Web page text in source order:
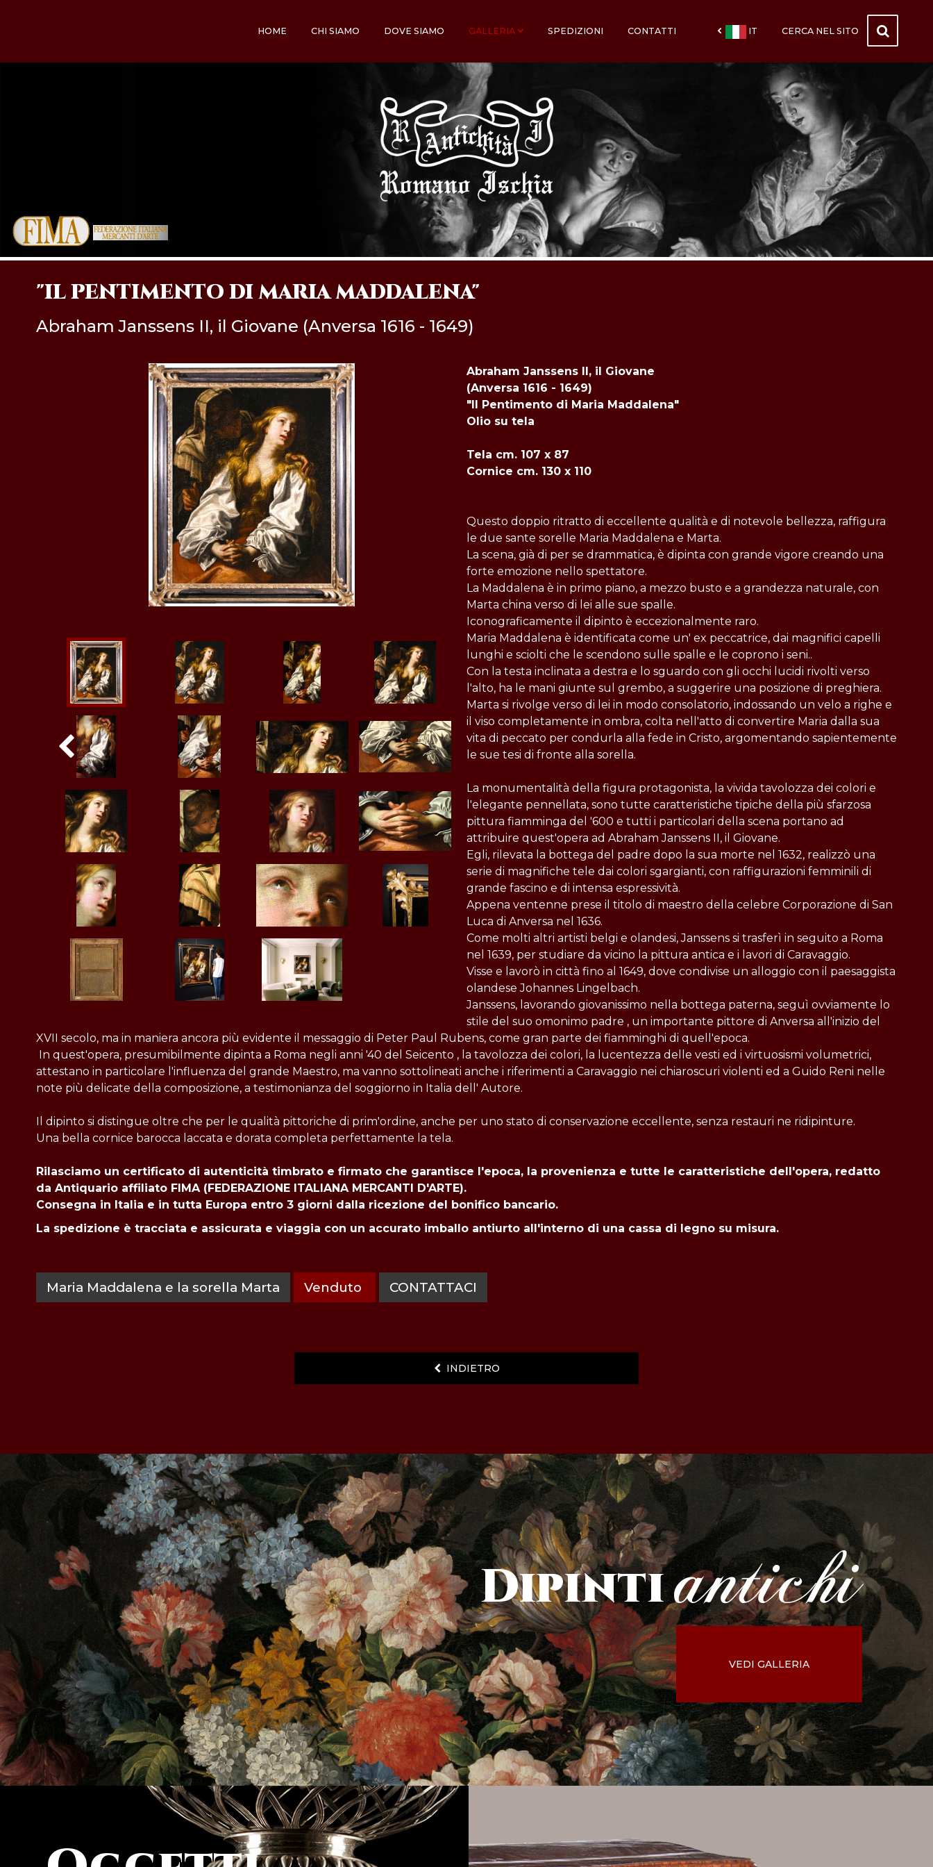
IT CERCA NEL SITO
HOME CHI SIAMO DOVE SIAMO GALLERIA SPEDIZIONI CONTATTI
"IL PENTIMENTO DI MARIA MADDALENA"
Abraham Janssens II, il Giovane (Anversa 1616 - 1649)
Abraham Janssens II, il Giovane
(Anversa 1616 - 1649)
"Il Pentimento di Maria Maddalena"
Olio su tela
Tela cm. 107 x 87
Cornice cm. 130 x 110
Questo doppio ritratto di eccellente qualità e di notevole bellezza, raffigura
le due sante sorelle Maria Maddalena e Marta.
La scena, già di per se drammatica, è dipinta con grande vigore creando una
forte emozione nello spettatore.
La Maddalena è in primo piano, a mezzo busto e a grandezza naturale, con
Marta china verso di lei alle sue spalle.
Iconograficamente il dipinto è eccezionalmente raro.
Maria Maddalena è identificata come un' ex peccatrice, dai magnifici capelli
lunghi e sciolti che le scendono sulle spalle e le coprono i seni..
Con la testa inclinata a destra e lo sguardo con gli occhi lucidi rivolti verso
l'alto, ha le mani giunte sul grembo, a suggerire una posizione di preghiera.
Marta si rivolge verso di lei in modo consolatorio, indossando un velo a righe e
il viso completamente in ombra, colta nell'atto di convertire Maria dalla sua
vita di peccato per condurla alla fede in Cristo, argomentando sapientemente
le sue tesi di fronte alla sorella.
La monumentalità della figura protagonista, la vivida tavolozza dei colori e
l'elegante pennellata, sono tutte caratteristiche tipiche della più sfarzosa
pittura fiamminga del '600 e tutti i particolari della scena portano ad
attribuire quest'opera ad Abraham Janssens II, il Giovane.
Egli, rilevata la bottega del padre dopo la sua morte nel 1632, realizzò una
serie di magnifiche tele dai colori sgargianti, con raffigurazioni femminili di
grande fascino e di intensa espressività.
Appena ventenne prese il titolo di maestro della celebre Corporazione di San
Luca di Anversa nel 1636.
Come molti altri artisti belgi e olandesi, Janssens si trasferì in seguito a Roma
nel 1639, per studiare da vicino la pittura antica e i lavori di Caravaggio.
Visse e lavorò in città fino al 1649, dove condivise un alloggio con il paesaggista
olandese Johannes Lingelbach.
Janssens, lavorando giovanissimo nella bottega paterna, seguì ovviamente lo
stile del suo omonimo padre , un importante pittore di Anversa all'inizio del
XVII secolo, ma in maniera ancora più evidente il messaggio di Peter Paul Rubens, come gran parte dei fiamminghi di quell'epoca.
In quest'opera, presumibilmente dipinta a Roma negli anni '40 del Seicento , la tavolozza dei colori, la lucentezza delle vesti ed i virtuosismi volumetrici,
attestano in particolare l'influenza del grande Maestro, ma vanno sottolineati anche i riferimenti a Caravaggio nei chiaroscuri violenti ed a Guido Reni nelle
note più delicate della composizione, a testimonianza del soggiorno in Italia dell' Autore.
Il dipinto si distingue oltre che per le qualità pittoriche di prim'ordine, anche per uno stato di conservazione eccellente, senza restauri ne ridipinture.
Una bella cornice barocca laccata e dorata completa perfettamente la tela.
Rilasciamo un certificato di autenticità timbrato e firmato che garantisce l'epoca, la provenienza e tutte le caratteristiche dell'opera, redatto
da Antiquario affiliato FIMA (FEDERAZIONE ITALIANA MERCANTI D'ARTE).
Consegna in Italia e in tutta Europa entro 3 giorni dalla ricezione del bonifico bancario.
La spedizione è tracciata e assicurata e viaggia con un accurato imballo antiurto all'interno di una cassa di legno su misura.
Maria Maddalena e la sorella Marta Venduto CONTATTACI
INDIETRO
Dipinti antichi
VEDI GALLERIA